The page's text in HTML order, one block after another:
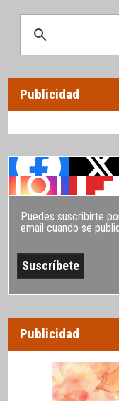
Publicidad
Puedes suscribirte
email cuando se
Publicidad